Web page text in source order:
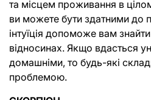
та місцем проживання в
ви можете бути здатними до
інтуїція допоможе вам
відносинах. Якщо вдасться
домашніми, то будь-які
проблемою.